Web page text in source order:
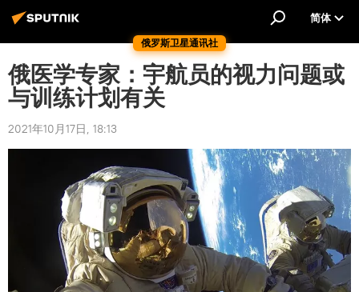
俄罗斯卫星通讯社
简体
俄医学专家：宇航员的视力问题或
与训练计划有关
2021年10月17日, 18:13